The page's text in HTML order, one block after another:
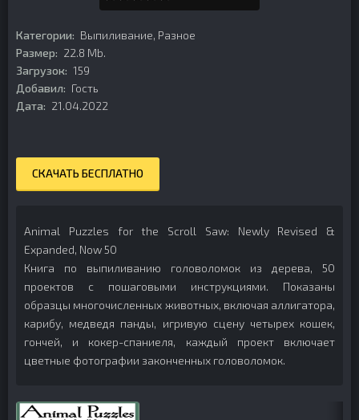
Категории: Выпиливание, Разное
Размер: 22.8 Mb.
Загрузок: 159
Добавил: Гость
Дата: 21.04.2022
СКАЧАТЬ БЕСПЛАТНО
Animal Puzzles for the Scroll Saw: Newly Revised &
Expanded, Now 50
Книга по выпиливанию головоломок из дерева, 50
проектов с пошаговыми инструкциями. Показаны
образцы многочисленных животных, включая аллигатора,
карибу, медведя панды, игривую сцену четырех кошек,
гончей, и кокер-спаниеля, каждый проект включает
цветные фотографии законченных головоломок.